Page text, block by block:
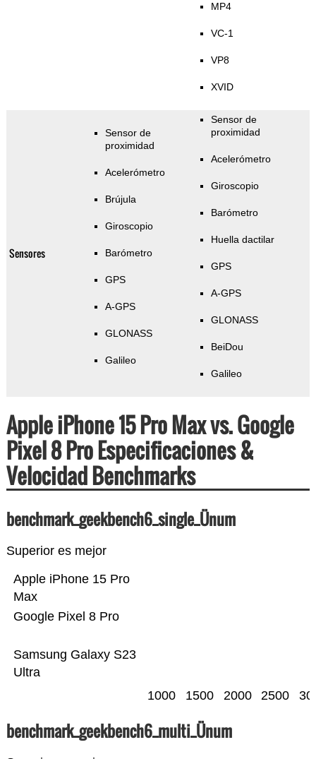
MP4
VC-1
VP8
XVID
Sensores
Sensor de
proximidad
Acelerómetro
Brújula
Giroscopio
Barómetro
GPS
A-GPS
GLONASS
Galileo
Sensor de
proximidad
Acelerómetro
Giroscopio
Barómetro
Huella dactilar
GPS
A-GPS
GLONASS
BeiDou
Galileo
Apple iPhone 15 Pro Max vs. Google
Pixel 8 Pro Especificaciones &
Velocidad Benchmarks
benchmark_geekbench6_single_Ünum
Superior es mejor
Samsung Galaxy S23
Ultra
Google Pixel 8 Pro
Apple iPhone 15 Pro
Max
1000 1500 2000 2500
benchmark_geekbench6_multi_Ünum